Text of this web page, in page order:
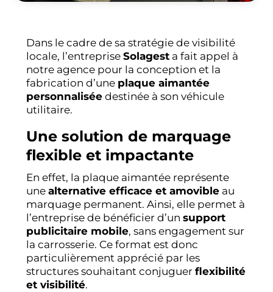
Dans le cadre de sa stratégie de visibilité
locale, l’entreprise Solagesta fait appel à
notre agence pour la conception et la
fabrication d’une plaque aimantée
personnaliséedestinée à son véhicule
utilitaire.
Une solution de marquage
flexible et impactante
En effet, la plaque aimantée représente
une alternative efficace et amovibleau
marquage permanent. Ainsi, elle permet à
l’entreprise de bénéficier d’un support
publicitaire mobile, sans engagement sur
la carrosserie. Ce format est donc
particulièrement apprécié par les
structures souhaitant conjuguer flexibilité
et visibilité.